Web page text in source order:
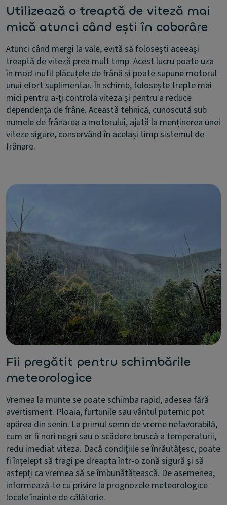
Utilizează o treaptă de viteză mai
mică atunci când ești în coborâre
Atunci când mergi la vale, evită să folosești aceeași
treaptă de viteză prea mult timp. Acest lucru poate uza
în mod inutil plăcuțele de frână și poate supune motorul
unui efort suplimentar. În schimb, folosește trepte mai
mici pentru a-ți controla viteza și pentru a reduce
dependența de frâne. Această tehnică, cunoscută sub
numele de frânarea a motorului, ajută la menținerea unei
viteze sigure, conservând în același timp sistemul de
frânare.
Fii pregătit pentru schimbările
meteorologice
Vremea la munte se poate schimba rapid, adesea fără
avertisment. Ploaia, furtunile sau vântul puternic pot
apărea din senin. La primul semn de vreme nefavorabilă,
cum ar fi nori negri sau o scădere bruscă a temperaturii,
redu imediat viteza. Dacă condițiile se înrăutățesc, poate
fi înțelept să tragi pe dreapta într-o zonă sigură și să
aștepți ca vremea să se îmbunătățească. De asemenea,
informează-te cu privire la prognozele meteorologice
locale înainte de călătorie.